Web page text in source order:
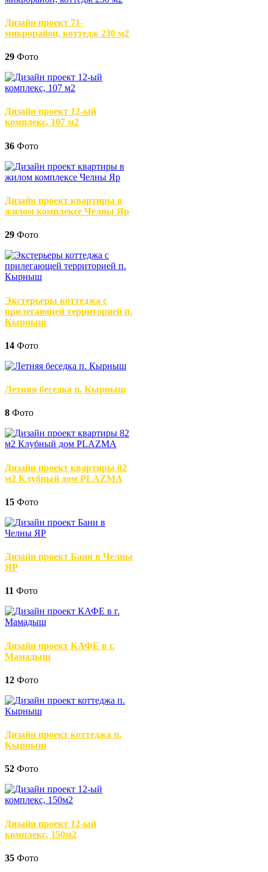
Дизайн проект 71-
микрорайон, коттедж 230 м2
29 Фото
Дизайн проект 12-ый
комплекс, 107 м2
36 Фото
Дизайн проект квартиры в
жилом комплексе Челны Яр
29 Фото
Экстерьеры коттеджа с
прилегающей территорией п.
Кырныш
14 Фото
Летняя беседка п. Кырныш
8 Фото
Дизайн проект квартиры 82
м2 Клубный дом PLAZMA
15 Фото
Дизайн проект Бани в Челны
ЯР
11 Фото
Дизайн проект КАФЕ в г.
Мамадыш
12 Фото
Дизайн проект коттеджа п.
Кырныш
52 Фото
Дизайн проект 12-ый
комплекс, 150м2
35 Фото